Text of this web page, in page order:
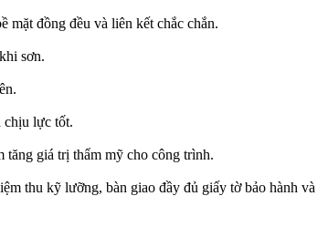
mặt đồng đều và liên kết chắc chắn.
sơn.
chịu lực tốt.
tăng giá trị thẩm mỹ cho công trình.
thu kỹ lưỡng, bàn giao đầy đủ giấy tờ bảo hành và